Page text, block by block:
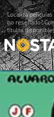
Localiza
no reseñado?
títulos